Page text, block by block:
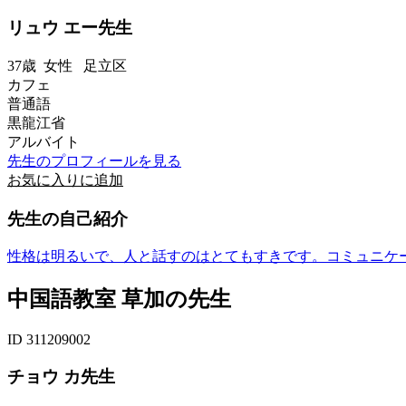
リュウ エー先生
37歳 女性 足立区
カフェ
普通語
黒龍江省
アルバイト
先生のプロフィールを見る
お気に入りに追加
先生の自己紹介
性格は明るいで、人と話すのはとてもすきです。コミュニケ
中国語教室 草加の先生
ID 311209002
チョウ カ先生